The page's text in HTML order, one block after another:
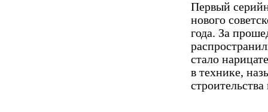
Первый
нового
года. За
стало
в технике,